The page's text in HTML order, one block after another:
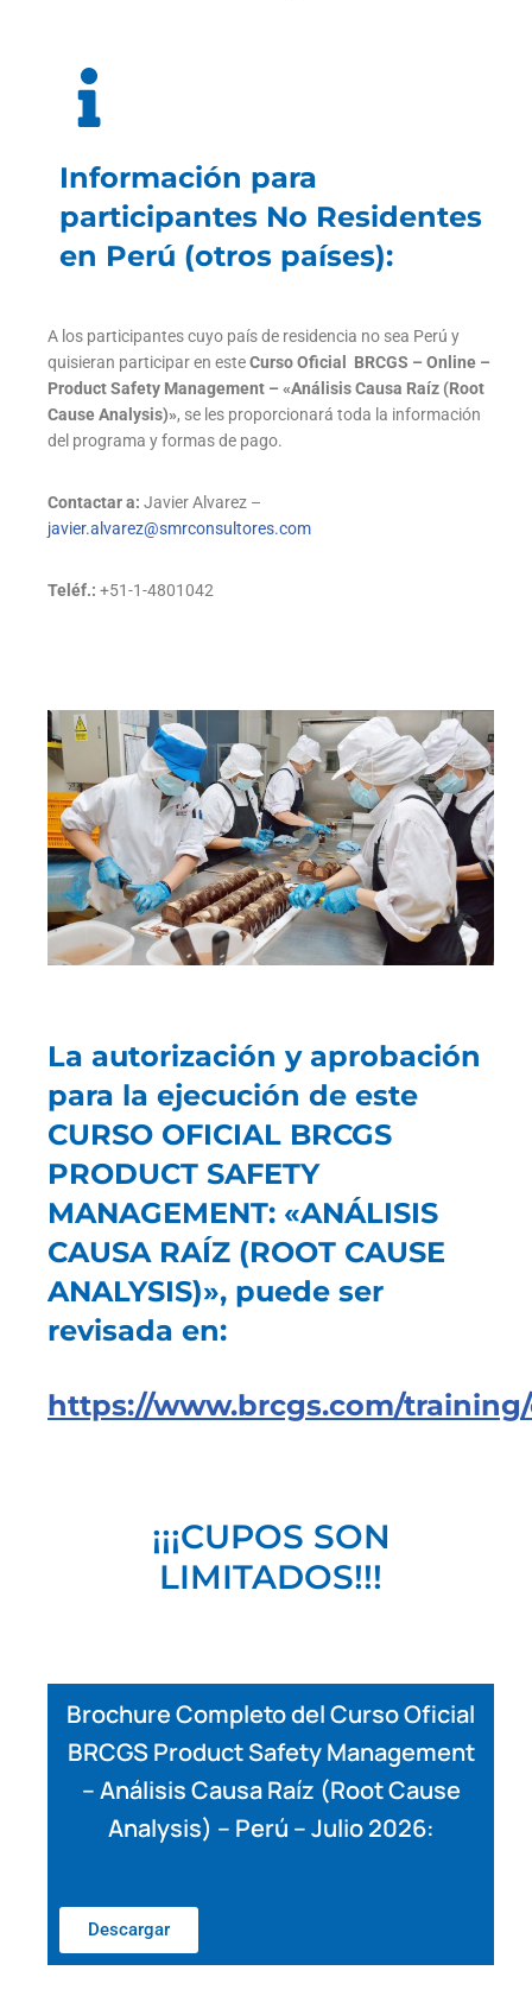
Información para
participantes No Residentes
en Perú (otros países):
A los participantes cuyo país de residencia no sea Perú y
quisieran participar en esteCurso Oficial BRCGS – Online –
Product Safety Management – «Análisis Causa Raíz (Root
Cause Analysis)», se les proporcionará toda la información
del programa y formas de pago.
Contactar a: Javier Alvarez –
javier.alvarez@smrconsultores.com
Teléf.: +51-1-4801042
La autorización y aprobación
para la ejecución de este
CURSO OFICIAL BRCGS
PRODUCT SAFETY
MANAGEMENT: «ANÁLISIS
CAUSA RAÍZ (ROOT CAUSE
ANALYSIS)», puede ser
revisada en:
https://www.brcgs.com/
¡¡¡CUPOS SON
LIMITADOS!!!
Brochure Completo del Curso Oficial
BRCGS Product Safety Management
– Análisis Causa Raíz (Root Cause
Analysis) – Perú – Julio 2026:
Descargar